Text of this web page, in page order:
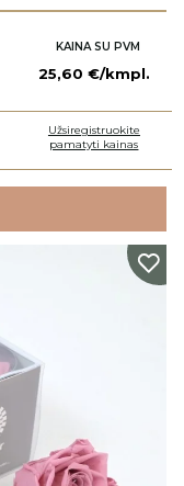
KAINA SU PVM
25,60 €/kmpl.
Užsiregistruokite
pamatyti kainas